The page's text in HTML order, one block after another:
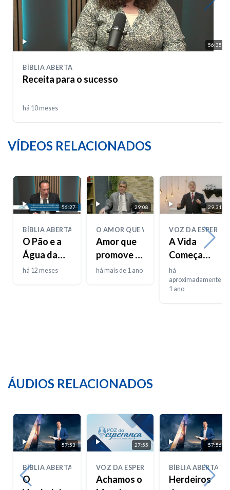
56:35
BÍBLIA ABERTA
Receita para o sucesso
há 10 meses
VÍDEOS RELACIONADOS
56:27
BÍBLIA ABERTA
O Pão e a
Água da
Vida
há 12 meses
29:08
O AMOR QUE VIVE
Amor que
promove o
poder
há mais de 1 ano
29:31
VOZ DA
A Vida
Começa
Agora
há
aproximadamente
1 ano
ÁUDIOS RELACIONADOS
57:53
BÍBLIA ABERTA
O
27:55
VOZ DA ESPERANÇA
Achamos o
57:56
BÍBLIA ABERTA
Herdeiros